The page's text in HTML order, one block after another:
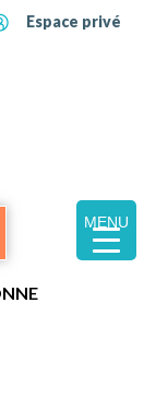
Espace privé
MENU